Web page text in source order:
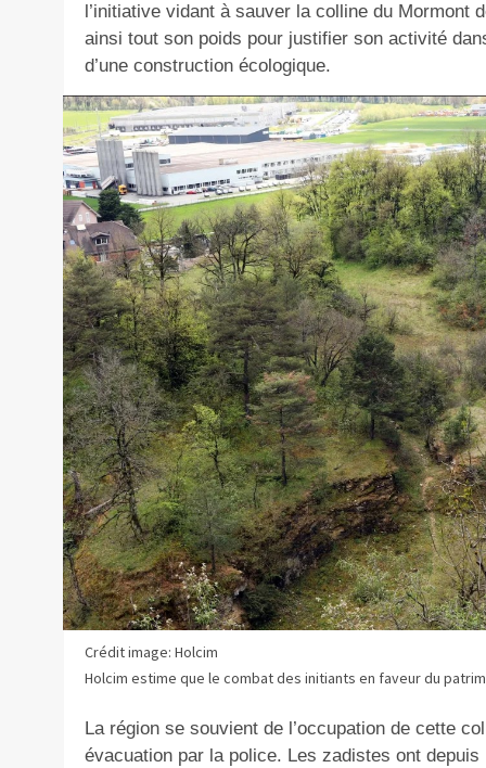
l’initiative vidant à sauver la colline du Mormont
ainsi tout son poids pour justifier son activité
d’une construction écologique.
Crédit image: Holcim
Holcim estime que le combat des initiants en faveur du
La région se souvient de l’occupation de cette
évacuation par la police. Les zadistes ont